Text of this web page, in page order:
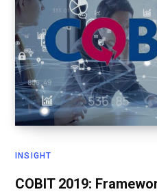
INSIGHT
COBIT 2019: